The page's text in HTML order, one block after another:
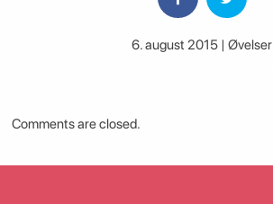
6. august 2015 | Øvelser
Comments are closed.